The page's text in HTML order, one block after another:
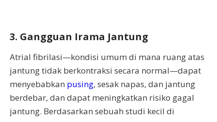
3. Gangguan Irama Jantung
Atrial fibrilasi—kondisi umum di mana ruang atas
jantung tidak berkontraksi secara normal—dapat
menyebabkan pusing, sesak napas, dan jantung
berdebar, dan dapat meningkatkan risiko gagal
jantung. Berdasarkan sebuah studi kecil di